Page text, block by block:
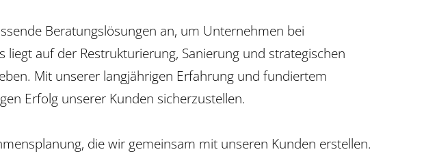
Beratungslösungen an, um Unternehmen bei
auf der Restrukturierung, Sanierung und strategischen
Mit unserer langjährigen Erfahrung und fundiertem
Erfolg unserer Kunden sicherzustellen.
die wir gemeinsam mit unseren Kunden erstellen.